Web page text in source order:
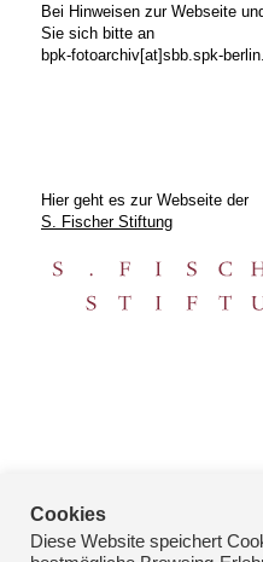
Bei Hinweisen zur Webseite
Sie sich bitte an
bpk-fotoarchiv[at]sbb.spk-
Hier geht es zur Webseite der
S. Fischer Stiftung
Cookies
Diese Website speichert